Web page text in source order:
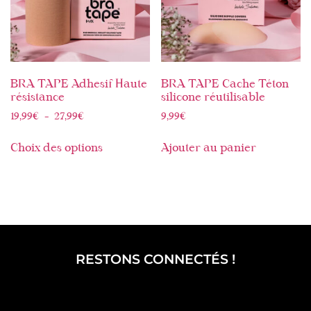
BRA TAPE Adhesif Haute
résistance
19,99€ – 27,99€
Choix des options
BRA TAPE Cache Téton
silicone réutilisable
9,99€
Ajouter au panier
RESTONS CONNECTÉS !